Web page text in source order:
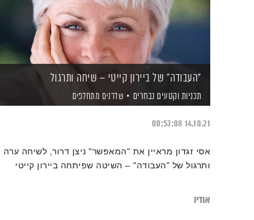
"העבודה" של ביירון קייטי – שיחה ותרגול
תכניות וקטעים נבחרים שדרנים מתחלפים
14.10.21
00:53:08
אסי זגדון מראיין את "המאפשר" ניצן דרור, לשיחה ערה
ותרגול של "העבודה" – השיטה שפיתחה ביירון קייטי
אודיו